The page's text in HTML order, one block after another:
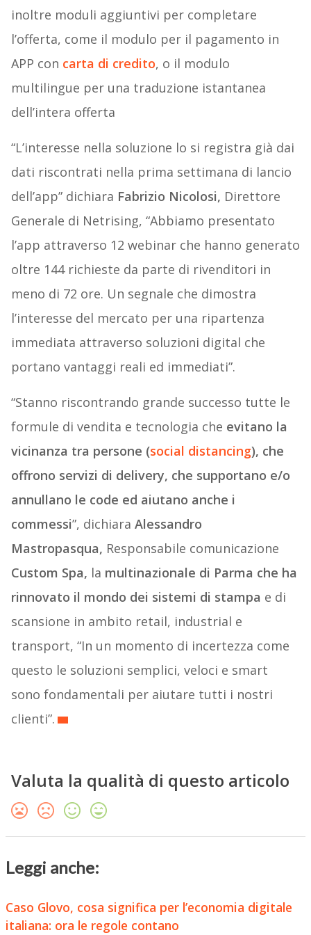
inoltre moduli aggiuntivi per completare
l’offerta, come il modulo per il pagamento in
APP con carta di credito, o il modulo
multilingue per una traduzione istantanea
dell’intera offerta
“L’interesse nella soluzione lo si registra già dai
dati riscontrati nella prima settimana di lancio
dell’app” dichiara Fabrizio Nicolosi, Direttore
Generale di Netrising, “Abbiamo presentato
l’app attraverso 12 webinar che hanno generato
oltre 144 richieste da parte di rivenditori in
meno di 72 ore. Un segnale che dimostra
l’interesse del mercato per una ripartenza
immediata attraverso soluzioni digital che
portano vantaggi reali ed immediati”.
“Stanno riscontrando grande successo tutte le
formule di vendita e tecnologia che evitano la
vicinanza tra persone (social distancing), che
offrono servizi di delivery, che supportano e/o
annullano le code ed aiutano anche i
commessi”, dichiara Alessandro
Mastropasqua, Responsabile comunicazione
Custom Spa, la multinazionale di Parma che ha
rinnovato il mondo dei sistemi di stampa e di
scansione in ambito retail, industrial e
transport, “In un momento di incertezza come
questo le soluzioni semplici, veloci e smart
sono fondamentali per aiutare tutti i nostri
clienti”.
Valuta la qualità di questo articolo
Leggi anche:
Caso Glovo, cosa significa per l’economia digitale
italiana: ora le regole contano